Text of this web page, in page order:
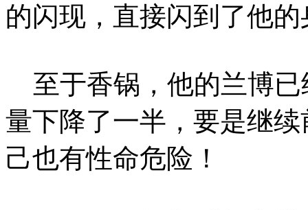
的闪现，直接闪到了他
至于香锅，他的兰博已
量下降了一半，要是继
己也有性命危险！